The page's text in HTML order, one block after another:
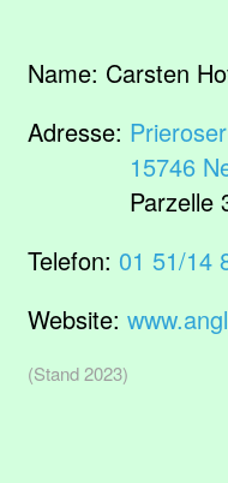
Name: Carsten
Adresse:
15746
Parzelle
Telefon: 01 51/14
Website:
(Stand 2023)